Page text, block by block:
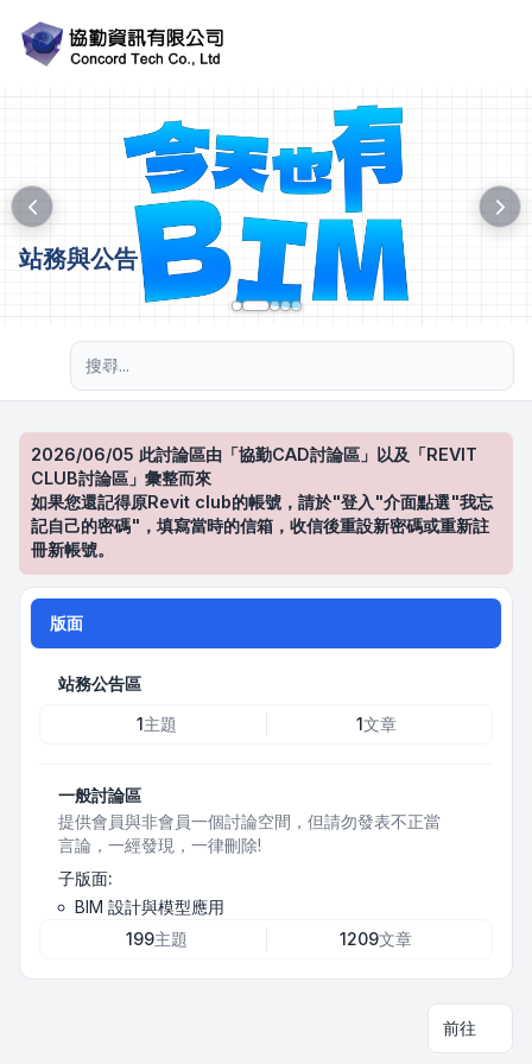
站務與公告
2026/06/05 此討論區由「協勤CAD討論區」以及「REVIT
CLUB討論區」彙整而來
如果您還記得原Revit club的帳號，請於"登入"介面點選"我忘
記自己的密碼"，填寫當時的信箱，收信後重設新密碼或重新註
冊新帳號。
版面
站務公告區
1主題 1文章
一般討論區
提供會員與非會員一個討論空間，但請勿發表不正當
言論，一經發現，一律刪除!
子版面:
BIM 設計與模型應用
199主題 1209文章
前往